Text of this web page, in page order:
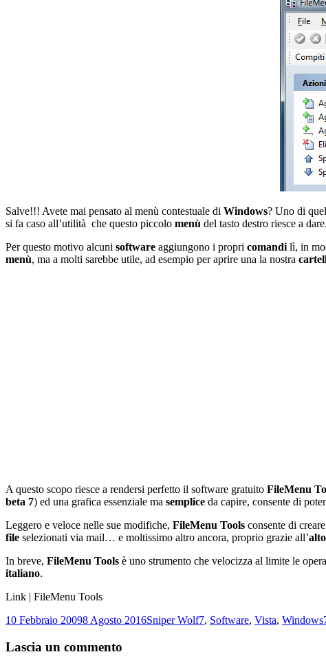
Salve!!! Avete mai pensato al menù contestuale di Windows? Uno di
si fa caso all’utilità che questo piccolo menù del tasto destro riesce a dare.
Per questo motivo alcuni software aggiungono i propri comandi lì, in
menù, ma a molti sarebbe utile, ad esempio per aprire una la nostra
A questo scopo riesce a rendersi perfetto il software gratuito FileMenu
beta 7) ed una grafica essenziale ma semplice da capire, consente di
Leggero e veloce nelle sue modifiche, FileMenu Tools consente di
file selezionati via mail… e moltissimo altro ancora, proprio grazie all’
In breve, FileMenu Tools è uno strumento che velocizza al limite le
italiano.
Link | FileMenu Tools
Scritto
10 Febbraio 20098 Agosto 2016Autore
Sniper WolfCategorie
7, Software, Vista, Windows
Lascia un commento